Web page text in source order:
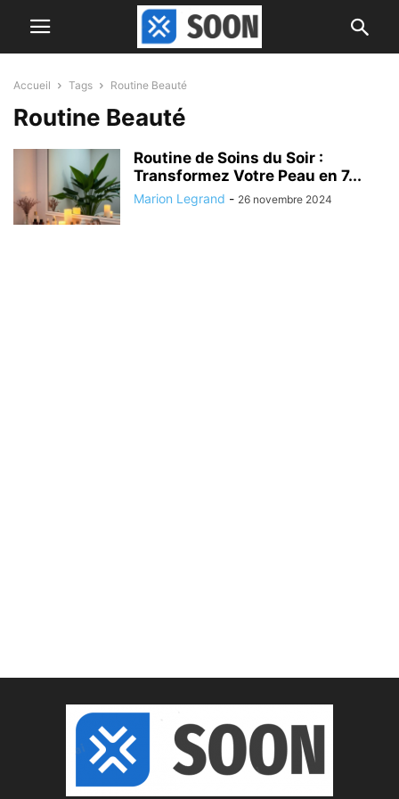
Accueil Tags Routine Beauté
Routine Beauté
Routine de Soins du Soir :
Transformez Votre Peau en 7...
Marion Legrand - 26 novembre 2024